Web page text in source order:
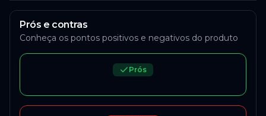
Prós e contras
Conheça os pontos positivos e negativos do produto
Prós